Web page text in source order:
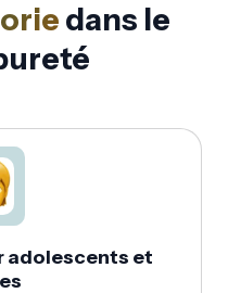
dans le
adolescents et